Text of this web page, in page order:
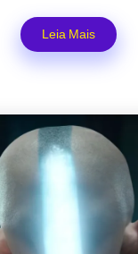
Leia Mais